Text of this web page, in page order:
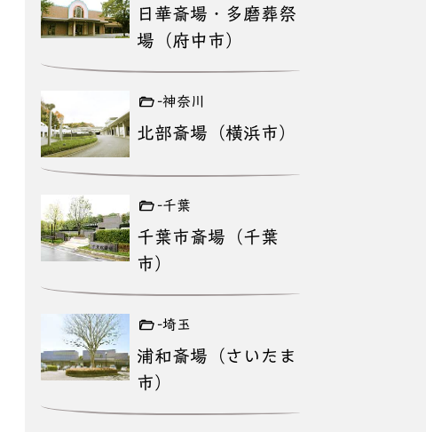
日華斎場・多磨葬祭
場（府中市）
-神奈川
北部斎場（横浜市）
-千葉
千葉市斎場（千葉
市）
-埼玉
浦和斎場（さいたま
市）